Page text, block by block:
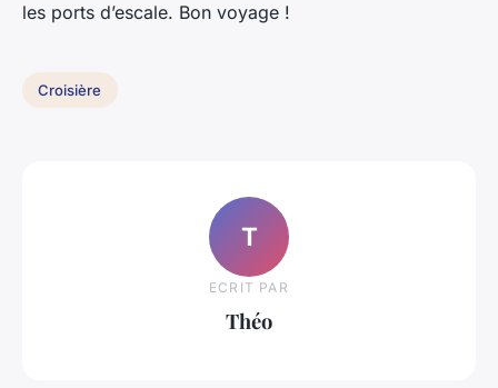
les ports d’escale. Bon voyage !
Croisière
T
ECRIT PAR
Théo